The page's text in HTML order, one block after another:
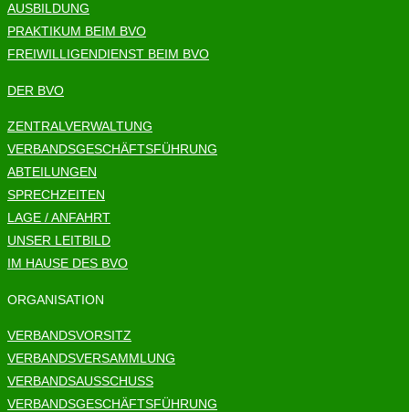
AUSBILDUNG
PRAKTIKUM BEIM BVO
FREIWILLIGENDIENST BEIM BVO
DER BVO
ZENTRALVERWALTUNG
VERBANDSGESCHÄFTSFÜHRUNG
ABTEILUNGEN
SPRECHZEITEN
LAGE / ANFAHRT
UNSER LEITBILD
IM HAUSE DES BVO
ORGANISATION
VERBANDSVORSITZ
VERBANDSVERSAMMLUNG
VERBANDSAUSSCHUSS
VERBANDSGESCHÄFTSFÜHRUNG